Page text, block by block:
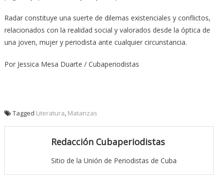
Radar constituye una suerte de dilemas existenciales y conflictos,
relacionados con la realidad social y valorados desde la óptica de
una joven, mujer y periodista ante cualquier circunstancia.
Por Jessica Mesa Duarte / Cubaperiodistas
Tagged Literatura, Matanzas
Redacción Cubaperiodistas
Sitio de la Unión de Periodistas de Cuba